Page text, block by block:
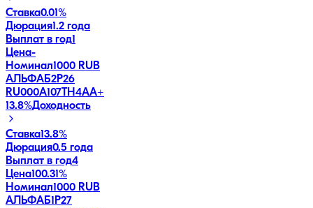
Ставка0.01%
Дюрация1.2 года
Выплат в год1
Цена-
Номинал1000 RUB
АЛЬФАБ2Р26
RU000A107TH4AA+
13.8%Доходность
Ставка13.8%
Дюрация0.5 года
Выплат в год4
Цена100.31%
Номинал1000 RUB
АЛЬФАБ1Р27